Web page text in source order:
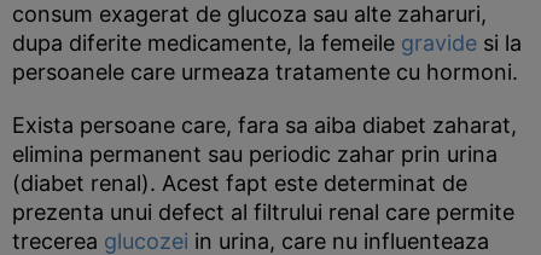
consum exagerat de glucoza sau alte zaharuri,
dupa diferite medicamente, la femeile gravide si la
persoanele care urmeaza tratamente cu hormoni.
Exista persoane care, fara sa aiba diabet zaharat,
elimina permanent sau periodic zahar prin urina
(diabet renal). Acest fapt este determinat de
prezenta unui defect al filtrului renal care permite
trecerea glucozei in urina, care nu influenteaza